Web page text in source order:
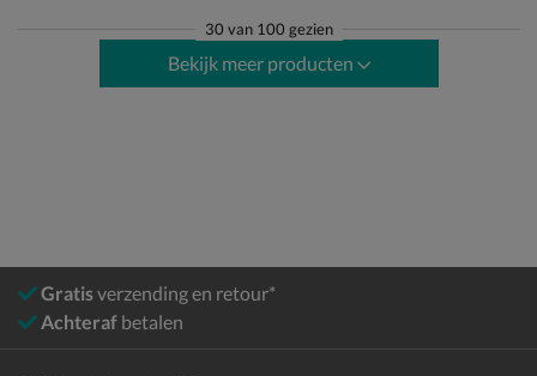
30 van 100 gezien
Bekijk meer producten
Gratisverzending en retour*
Achteraf betalen